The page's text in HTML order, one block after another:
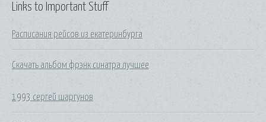
Links to Important Stuff
Расписания рейсов из екатеринбурга
Скачать альбом фрэнк синатра лучшее
1993 сергей шаргунов